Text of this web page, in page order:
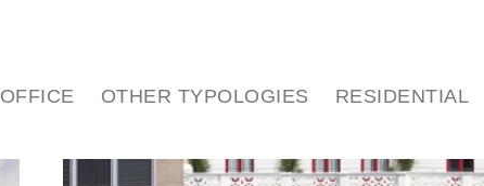
OFFICE OTHER TYPOLOGIES RESIDENTIAL